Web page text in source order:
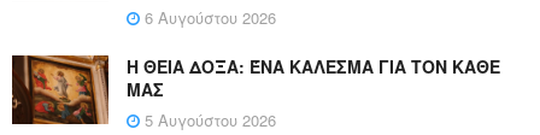
6 Αυγούστου 2026
Η ΘΕΙΑ ΔΟΞΑ: ΈΝΑ ΚΑΛΕΣΜΑ ΓΙΑ ΤΟΝ ΚΑΘΕ
ΜΑΣ
5 Αυγούστου 2026